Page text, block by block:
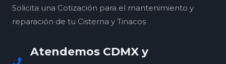
Solicita una Cotización para el mantenimiento y
reparación de tu Cisterna y Tinacos
Atendemos CDMX y